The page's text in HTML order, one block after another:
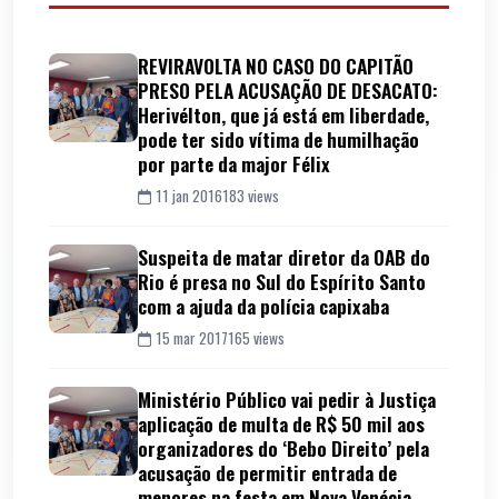
REVIRAVOLTA NO CASO DO CAPITÃO
PRESO PELA ACUSAÇÃO DE DESACATO:
Herivélton, que já está em liberdade,
pode ter sido vítima de humilhação
por parte da major Félix
11 jan 2016183 views
Suspeita de matar diretor da OAB do
Rio é presa no Sul do Espírito Santo
com a ajuda da polícia capixaba
15 mar 2017165 views
Ministério Público vai pedir à Justiça
aplicação de multa de R$ 50 mil aos
organizadores do ‘Bebo Direito’ pela
acusação de permitir entrada de